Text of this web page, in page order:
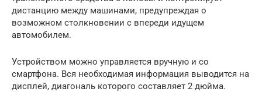
дистанцию между машинами, предупреждая о
возможном столкновении с впереди идущем
автомобилем.
Устройством можно управляется вручную и со
смартфона. Вся необходимая информация выводится на
дисплей, диагональ которого составляет 2 дюйма.